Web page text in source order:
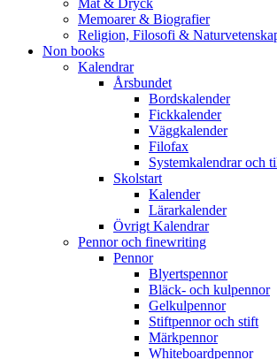
Mat & Dryck
Memoarer & Biografier
Religion, Filosofi &
Non books
Kalendrar
Årsbundet
Bordskalender
Fickkalender
Väggkalender
Filofax
Systemkalendrar och
Skolstart
Kalender
Lärarkalender
Övrigt Kalendrar
Pennor och finewriting
Pennor
Blyertspennor
Bläck- och kulpennor
Gelkulpennor
Stiftpennor och stift
Märkpennor
Whiteboardpennor